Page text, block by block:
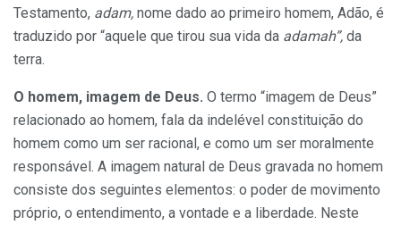
Testamento, adam, nome dado ao primeiro homem, Adão, é
tradu­zido por “aquele que tirou sua vida da adamah”, da
terra.
O homem, imagem de Deus. O termo “imagem de Deus”
relacio­nado ao homem, fala da indelével constituição do
homem como um ser racional, e como um ser moral­mente
responsável. A imagem natu­ral de Deus gravada no homem
con­siste dos seguintes elementos: o po­der de movimento
próprio, o enten­dimento, a vontade e a liberdade. Neste